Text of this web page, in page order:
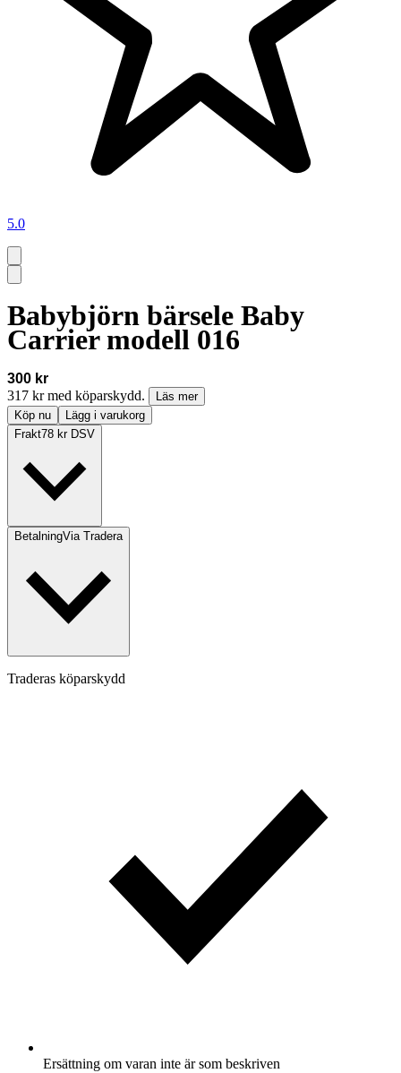
5.0
Babybjörn bärsele Baby
Carrier modell 016
300 kr
317 kr med köparskydd.
Läs mer
Köp nu
Lägg i varukorg
Frakt78 kr DSV
BetalningVia Tradera
Traderas köparskydd
Ersättning om varan inte är som beskriven